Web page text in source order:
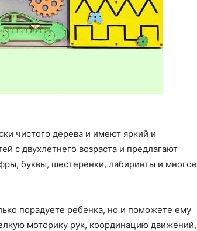
чистого дерева и имеют яркий и
с двухлетнего возраста и предлагают
буквы, шестеренки, лабиринты и многое
порадуете ребенка, но и поможете ему
моторику рук, координацию движений,